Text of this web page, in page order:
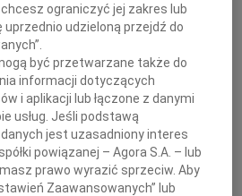
"Nie żyjemy, aby umierać
ale umieramy, aby żyć wiecznie"
Głębokie wyrazy współczucia i żalu
z powodu śmierci
ograniczyć jej zakres lub
udzieloną przejdź do
być przetwarzane także do
informacji dotyczących
i aplikacji lub łączone z danymi
usług. Jeśli podstawą
jest uzasadniony interes
powiązanej – Agora S.A. – lub
prawo wyrazić sprzeciw. Aby
Zaawansowanych” lub